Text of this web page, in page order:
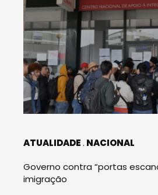
ATUALIDADE NACIONAL
Governo contra “portas
imigração